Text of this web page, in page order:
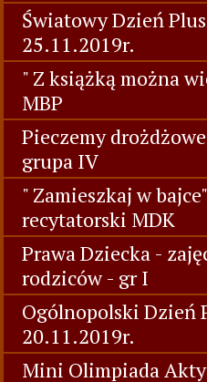
Światowy Dzień
25.11.2019r.
" Z książką można
MBP
Pieczemy
grupa IV
" Zamieszkaj w
recytatorski MDK
Prawa Dziecka -
rodziców - gr I
Ogólnopolski Dzień
20.11.2019r.
Mini Olimpiada